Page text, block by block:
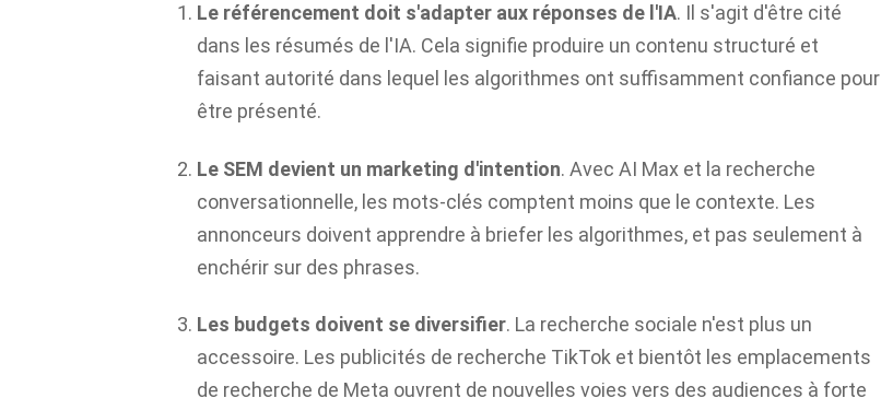
Le référencement doit s'adapter aux réponses de l'IA. Il s'agit d'être cité
dans les résumés de l'IA. Cela signifie produire un contenu structuré et
faisant autorité dans lequel les algorithmes ont suffisamment confiance pour
être présenté.
Le SEM devient un marketing d'intention. Avec AI Max et la recherche
conversationnelle, les mots-clés comptent moins que le contexte. Les
annonceurs doivent apprendre à briefer les algorithmes, et pas seulement à
enchérir sur des phrases.
Les budgets doivent se diversifier. La recherche sociale n'est plus un
accessoire. Les publicités de recherche TikTok et bientôt les emplacements
de recherche de Meta ouvrent de nouvelles voies vers des audiences à forte